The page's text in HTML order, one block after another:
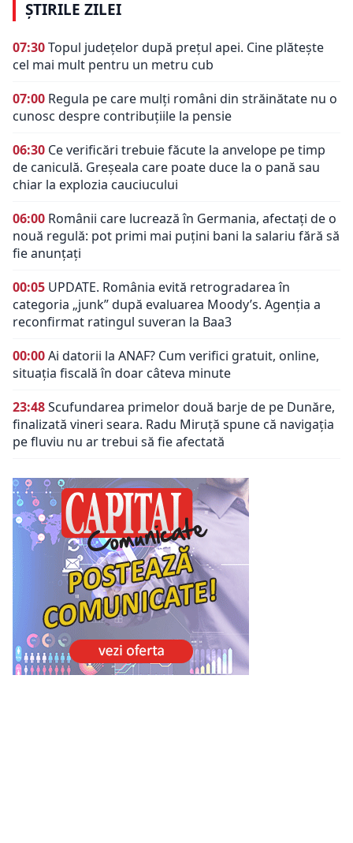
ȘTIRILE ZILEI
07:30Topul județelor după prețul apei. Cine plătește
cel mai mult pentru un metru cub
07:00 Regula pe care mulți români din străinătate nu o
cunosc despre contribuțiile la pensie
06:30 Ce verificări trebuie făcute la anvelope pe timp
de caniculă. Greșeala care poate duce la o pană sau
chiar la explozia cauciucului
06:00 Românii care lucrează în Germania, afectați de o
nouă regulă: pot primi mai puțini bani la salariu fără să
fie anunțați
00:05 UPDATE. România evită retrogradarea în
categoria „junk” după evaluarea Moody’s. Agenția a
reconfirmat ratingul suveran la Baa3
00:00Ai datorii la ANAF? Cum verifici gratuit, online,
situația fiscală în doar câteva minute
23:48Scufundarea primelor două barje de pe Dunăre,
finalizată vineri seara. Radu Miruță spune că navigația
pe fluviu nu ar trebui să fie afectată